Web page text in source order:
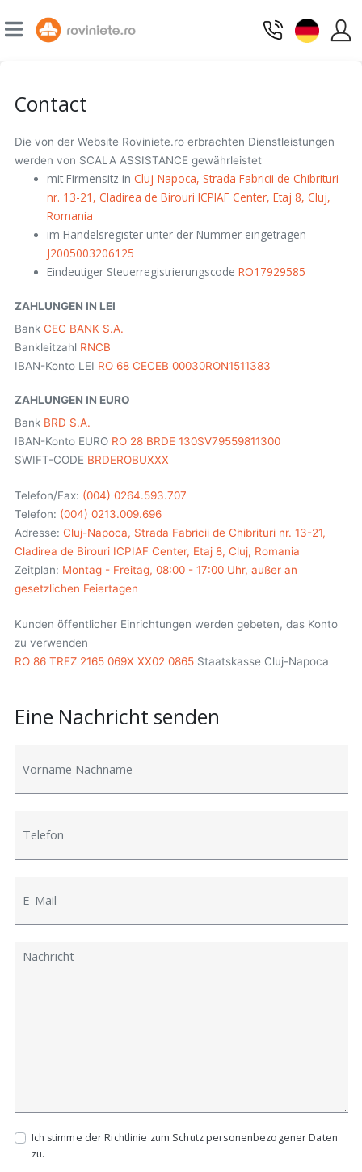
Contact
Die von der Website Roviniete.ro erbrachten Dienstleistungen
werden von SCALA ASSISTANCE gewährleistet
mit Firmensitz in Cluj-Napoca, Strada Fabricii de Chibrituri
nr. 13-21, Cladirea de Birouri ICPIAF Center, Etaj 8, Cluj,
Romania
im Handelsregister unter der Nummer eingetragen
J2005003206125
Eindeutiger Steuerregistrierungscode RO17929585
ZAHLUNGEN IN LEI
Bank CEC BANK S.A.
Bankleitzahl RNCB
IBAN-Konto LEI RO 68 CECEB 00030RON1511383
ZAHLUNGEN IN EURO
Bank BRD S.A.
IBAN-Konto EURO RO 28 BRDE 130SV79559811300
SWIFT-CODE BRDEROBUXXX
Telefon/Fax: (004) 0264.593.707
Telefon: (004) 0213.009.696
Adresse: Cluj-Napoca, Strada Fabricii de Chibrituri nr. 13-21,
Cladirea de Birouri ICPIAF Center, Etaj 8, Cluj, Romania
Zeitplan: Montag - Freitag, 08:00 - 17:00 Uhr, außer an
gesetzlichen Feiertagen
Kunden öffentlicher Einrichtungen werden gebeten, das Konto
zu verwenden
RO 86 TREZ 2165 069X XX02 0865Staatskasse Cluj-Napoca
Eine Nachricht senden
Ich stimme der Richtlinie zum Schutz personenbezogener Daten
zu.